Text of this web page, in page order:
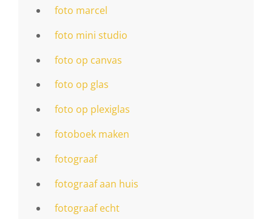
foto marcel
foto mini studio
foto op canvas
foto op glas
foto op plexiglas
fotoboek maken
fotograaf
fotograaf aan huis
fotograaf echt